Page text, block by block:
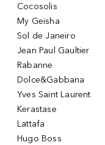
Cocosolis
My Geisha
Sol de Janeiro
Jean Paul Gaultier
Rabanne
Dolce&Gabbana
Yves Saint Laurent
Kerastase
Lattafa
Hugo Boss